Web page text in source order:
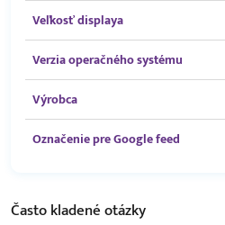
Veľkosť displaya
Verzia operačného systému
Výrobca
Označenie pre Google feed
Často kladenéotázky